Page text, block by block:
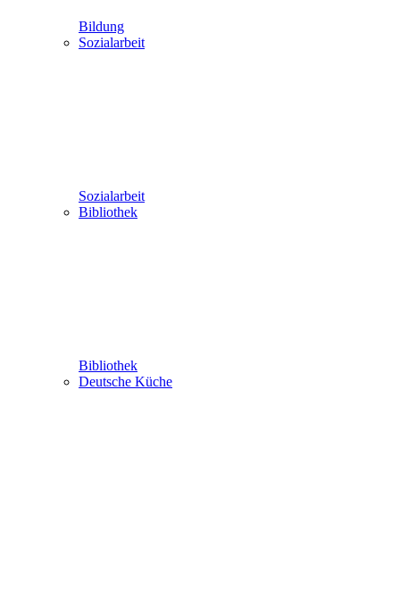
Bildung
Sozialarbeit
Sozialarbeit
Bibliothek
Bibliothek
Deutsche Küche